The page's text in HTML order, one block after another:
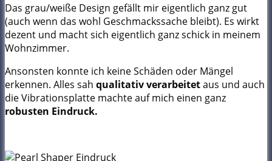
Das grau/weiße Design gefällt mir eigentlich ganz gut
(auch wenn das wohl Geschmackssache bleibt). Es wirkt
dezent und macht sich eigentlich ganz schick in meinem
Wohnzimmer.
Ansonsten konnte ich keine Schäden oder Mängel
erkennen. Alles sah qualitativ verarbeitetaus und auch
die Vibrationsplatte machte auf mich einen ganz
robusten Eindruck.